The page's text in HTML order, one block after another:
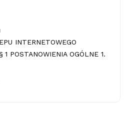
INTERNETOWEGO
POSTANOWIENIA OGÓLNE 1.